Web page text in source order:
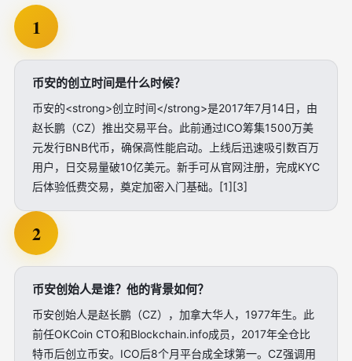
1
币安的创立时间是什么时候？
币安的<strong>创立时间</strong>是2017年7月14日，由
赵长鹏（CZ）推出交易平台。此前通过ICO筹集1500万美
元发行BNB代币，确保高性能启动。上线后迅速吸引数百万
用户，日交易量破10亿美元。新手可从官网注册，完成KYC
后体验低费交易，奠定加密入门基础。[1][3]
2
币安创始人是谁？他的背景如何？
币安创始人是赵长鹏（CZ），加拿大华人，1977年生。此
前任OKCoin CTO和Blockchain.info成员，2017年全仓比
特币后创立币安。ICO后8个月平台成全球第一。CZ强调用